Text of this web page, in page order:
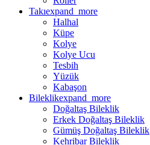
Takıexpand_more
Halhal
Küpe
Kolye
Kolye Ucu
Tesbih
Yüzük
Kabaşon
Bileklikexpand_more
Doğaltaş Bileklik
Erkek Doğaltaş Bileklik
Gümüş Doğaltaş Bileklik
Kehribar Bileklik